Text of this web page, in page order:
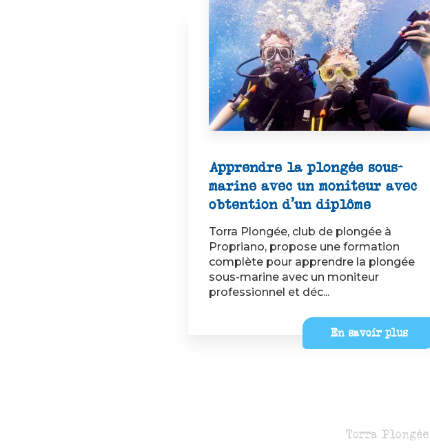
Apprendre la plongée sous-
marine avec un moniteur avec
obtention d'un diplôme
Torra Plongée, club de plongée à
Propriano, propose une formation
complète pour apprendre la plongée
sous-marine avec un moniteur
professionnel et déc...
En savoir plus
Torra